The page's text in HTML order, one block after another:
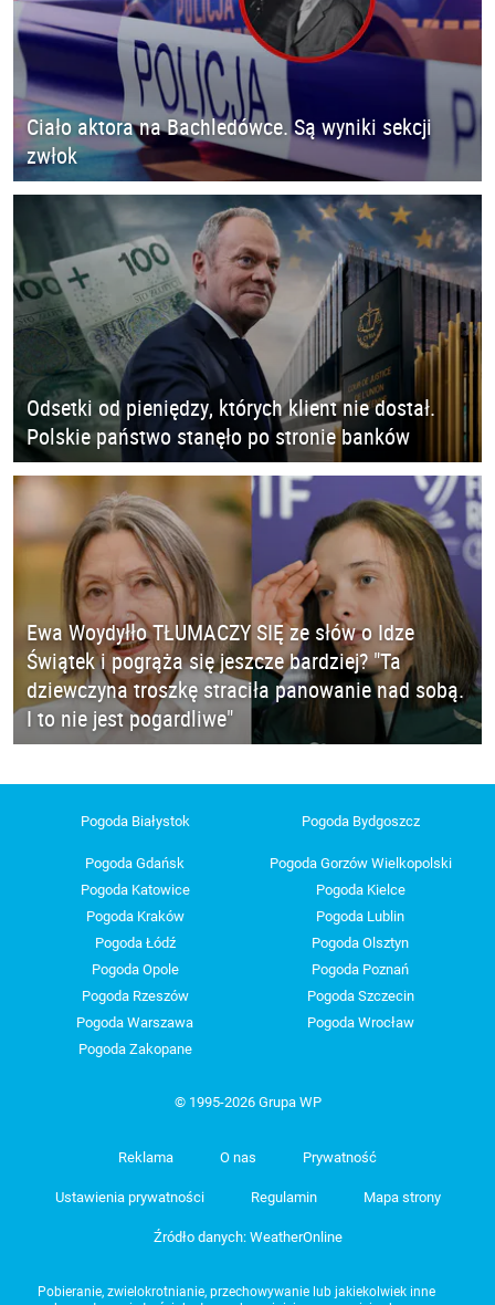
Ciało aktora na Bachledówce. Są wyniki sekcji
zwłok
Odsetki od pieniędzy, których klient nie dostał.
Polskie państwo stanęło po stronie banków
Ewa Woydyłło TŁUMACZY SIĘ ze słów o Idze
Świątek i pogrąża się jeszcze bardziej? "Ta
dziewczyna troszkę straciła panowanie nad sobą.
I to nie jest pogardliwe"
Pogoda Białystok Pogoda Bydgoszcz
Pogoda Gdańsk
Pogoda Gorzów Wielkopolski
Pogoda Katowice
Pogoda Kielce
Pogoda Kraków
Pogoda Lublin
Pogoda Łódź
Pogoda Olsztyn
Pogoda Opole
Pogoda Poznań
Pogoda Rzeszów
Pogoda Szczecin
Pogoda Warszawa
Pogoda Wrocław
Pogoda Zakopane
© 1995-2026 Grupa WP
Reklama O nas Prywatność
Ustawienia prywatności Regulamin Mapa strony
Źródło danych: WeatherOnline
Pobieranie, zwielokrotnianie, przechowywanie lub jakiekolwiek inne